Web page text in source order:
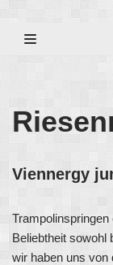
Zum
Viennergy
Beliebtheit sowohl
wir haben uns von